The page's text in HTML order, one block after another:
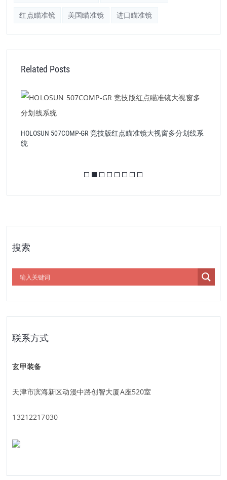
红点瞄准镜 美国瞄准镜 进口瞄准镜
Related Posts
HOLOSUN 507COMP-GR 竞技版红点瞄准镜大视窗多分划线系
统
搜索
联系方式
玄甲装备
天津市滨海新区动漫中路创智大厦A座520室
13212217030